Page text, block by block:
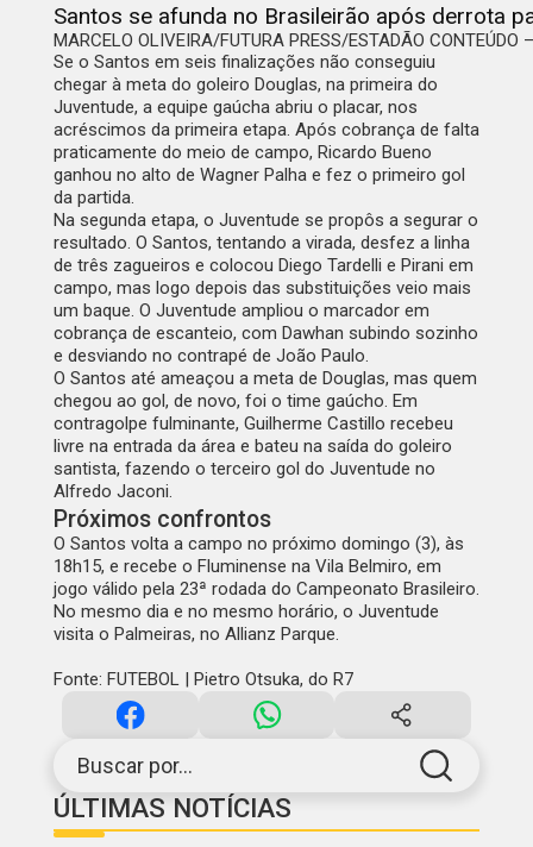
Buscar por...
ÚLTIMAS NOTÍCIAS
Santos se afunda no Brasileirão após derrota
MARCELO OLIVEIRA/FUTURA PRESS/ESTADÃO
Se o Santos em seis finalizações não conseguiu
chegar à meta do goleiro Douglas, na primeira do
Juventude, a equipe gaúcha abriu o placar, nos
acréscimos da primeira etapa. Após cobrança de falta
praticamente do meio de campo, Ricardo Bueno
ganhou no alto de Wagner Palha e fez o primeiro gol
da partida.
Na segunda etapa, o Juventude se propôs a segurar o
resultado. O Santos, tentando a virada, desfez a linha
de três zagueiros e colocou Diego Tardelli e Pirani em
campo, mas logo depois das substituições veio mais
um baque. O Juventude ampliou o marcador em
cobrança de escanteio, com Dawhan subindo sozinho
e desviando no contrapé de João Paulo.
O Santos até ameaçou a meta de Douglas, mas quem
chegou ao gol, de novo, foi o time gaúcho. Em
contragolpe fulminante, Guilherme Castillo recebeu
livre na entrada da área e bateu na saída do goleiro
santista, fazendo o terceiro gol do Juventude no
Alfredo Jaconi.
Próximos confrontos
O Santos volta a campo no próximo domingo (3), às
18h15, e recebe o Fluminense na Vila Belmiro, em
jogo válido pela 23ª rodada do Campeonato Brasileiro.
No mesmo dia e no mesmo horário, o Juventude
visita o Palmeiras, no Allianz Parque.
Fonte: FUTEBOL | Pietro Otsuka, do R7